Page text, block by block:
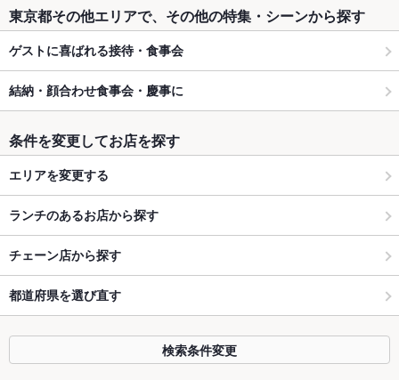
東京都その他エリアで、その他の特集・シーンから探す
ゲストに喜ばれる接待・食事会
結納・顔合わせ食事会・慶事に
条件を変更してお店を探す
エリアを変更する
ランチのあるお店から探す
チェーン店から探す
都道府県を選び直す
検索条件変更